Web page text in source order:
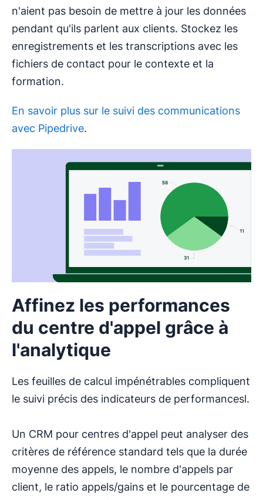
n'aient pas besoin de mettre à jour les données
pendant qu'ils parlent aux clients. Stockez les
enregistrements et les transcriptions avec les
fichiers de contact pour le contexte et la
formation.
En savoir plus sur le suivi des communications
avec Pipedrive.
Affinez les performances
du centre d'appel grâce à
l'analytique
Les feuilles de calcul impénétrables compliquent
le suivi précis des indicateurs de performancesl.
Un CRM pour centres d'appel peut analyser des
critères de référence standard tels que la durée
moyenne des appels, le nombre d'appels par
client, le ratio appels/gains et le pourcentage de